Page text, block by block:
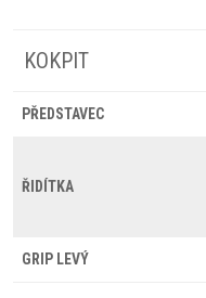
KOKPIT
PŘEDSTAVEC
ŘIDÍTKA
GRIP LEVÝ